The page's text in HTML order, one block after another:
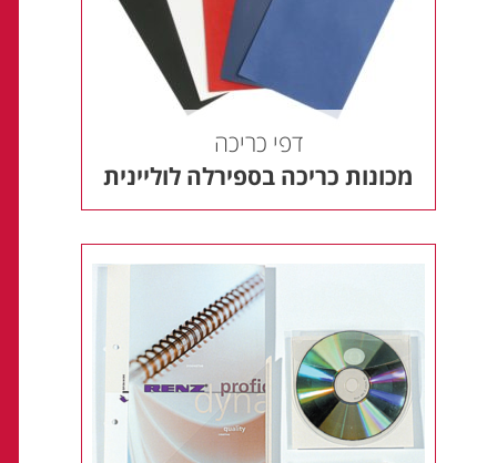
דפי כריכה
מכונות כריכה בספירלה לוליינית